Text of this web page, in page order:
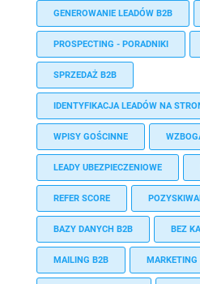
GENEROWANIE LEADÓW B2B
PROSPECTING - PORADNIKI
SPRZEDAŻ B2B
IDENTYFIKACJA LEADÓW NA
WPISY GOŚCINNE
LEADY UBEZPIECZENIOWE
REFER SCORE
BAZY DANYCH B2B BEZ
MAILING B2B MARKETING